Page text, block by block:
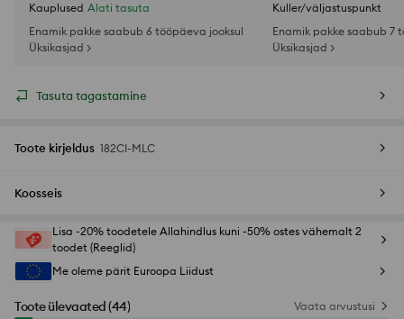
Kauplused Alati tasuta
Enamik pakke saabub 6 tööpäeva jooksul
Üksikasjad >
Kuller/väljastuspunkt
Enamik pakke saabub 7
Üksikasjad >
Tasuta tagastamine
Toote kirjeldus 182CI-MLC
Koosseis
Lisa -20% toodetele Allahindlus kuni -50% ostes vähemalt 2
toodet (Reeglid)
Me oleme pärit Euroopa Liidust
Toote ülevaated (44) Vaata arvustusi